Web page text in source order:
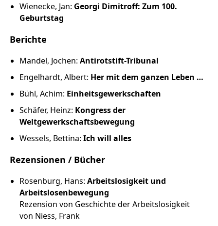
Wienecke, Jan: Georgi Dimitroff: Zum 100.
Geburtstag
Berichte
Mandel, Jochen: Antirotstift-Tribunal
Engelhardt, Albert: Her mit dem ganzen Leben …
Bühl, Achim: Einheitsgewerkschaften
Schäfer, Heinz: Kongress der
Weltgewerkschaftsbewegung
Wessels, Bettina: Ich will alles
Rezensionen / Bücher
Rosenburg, Hans: Arbeitslosigkeit und
Arbeitslosenbewegung
Rezension von Geschichte der Arbeitslosigkeit
von Niess, Frank